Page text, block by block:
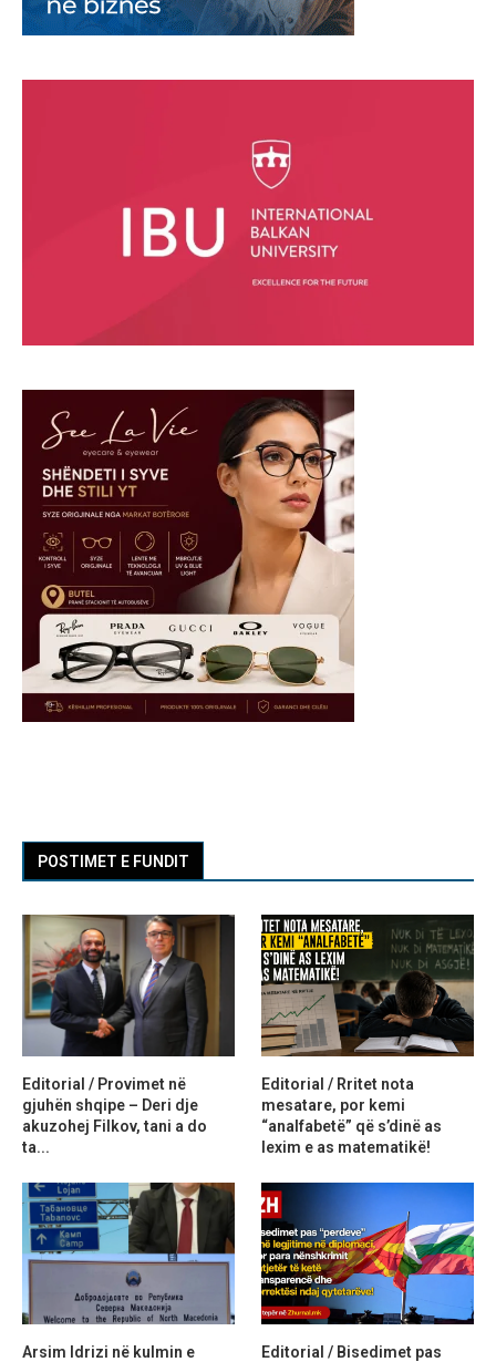
POSTIMET E FUNDIT
Editorial / Provimet në
gjuhën shqipe – Deri dje
akuzohej Filkov, tani a do
ta...
Editorial / Rritet nota
mesatare, por kemi
“analfabetë” që s’dinë as
lexim e as matematikë!
Arsim Idrizi në kulmin e
Editorial / Bisedimet pas